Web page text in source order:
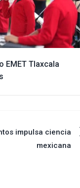
EMET Tlaxcala
impulsa ciencia
mexicana